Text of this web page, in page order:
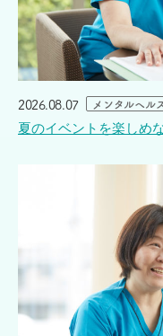
2026.08.07
メンタルヘル
夏のイベントを楽しめ